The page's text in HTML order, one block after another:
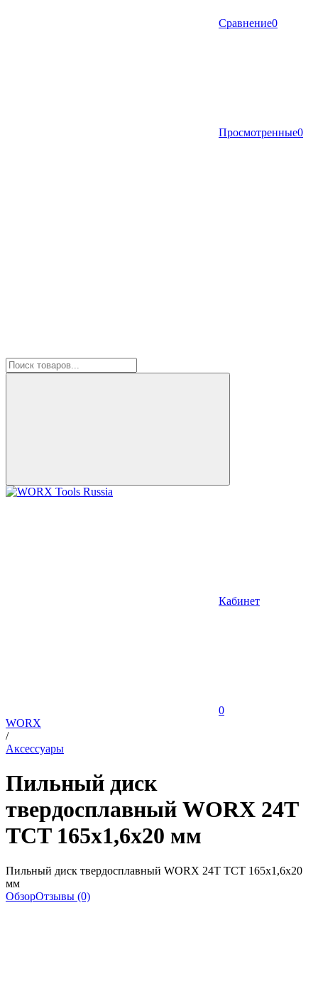
Сравнение0
Просмотренные0
Кабинет
0
WORX
/
Аксессуары
Пильный диск
твердосплавный WORX 24T
TCT 165х1,6х20 мм
Пильный диск твердосплавный WORX 24T TCT 165х1,6х20
мм
ОбзорОтзывы (0)